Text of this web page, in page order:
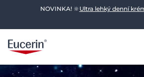
NOVINKA! 🔆 Ultra lehký denní